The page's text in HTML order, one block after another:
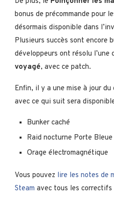
bonus de précommande pour
désormais disponible dans
Plusieurs succès sont encore
développeurs ont résolu l’une
voyagé, avec ce patch.
Enfin, il y a une mise à jour
avec ce qui suit sera
Bunker caché
Raid nocturne Porte Bleue
Orage électromagnétique
Vous pouvez lire les notes de
Steam avec tous les correctifs